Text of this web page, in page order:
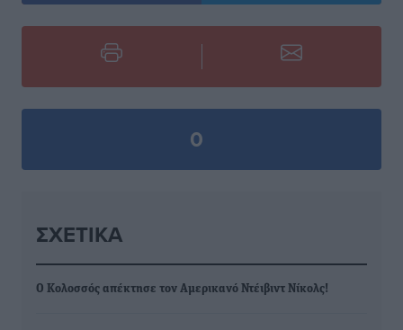
0
ΣΧΕΤΙΚΆ
Ο Κολοσσός απέκτησε τον Αμερικανό Ντέιβιντ Νίκολς!